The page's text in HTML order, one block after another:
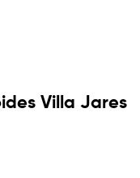
Villa Jares